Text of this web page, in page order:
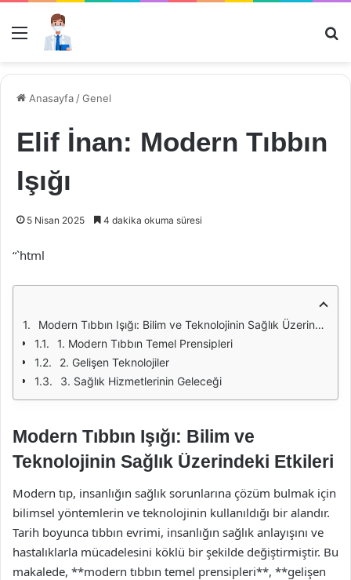
Menü
Anasayfa /Genel
Elif İnan: Modern Tıbbın
Işığı
5 Nisan 2025 4 dakika okuma süresi
“`html
Modern Tıbbın Işığı: Bilim ve Teknolojinin Sağlık Üzerindeki Etkileri
1. Modern Tıbbın Temel Prensipleri
2. Gelişen Teknolojiler
3. Sağlık Hizmetlerinin Geleceği
Modern Tıbbın Işığı: Bilim ve
Teknolojinin Sağlık Üzerindeki Etkileri
Modern tıp, insanlığın sağlık sorunlarına çözüm bulmak için
bilimsel yöntemlerin ve teknolojinin kullanıldığı bir alandır.
Tarih boyunca tıbbın evrimi, insanlığın sağlık anlayışını ve
hastalıklarla mücadelesini köklü bir şekilde değiştirmiştir. Bu
makalede, **modern tıbbın temel prensipleri**, **gelişen